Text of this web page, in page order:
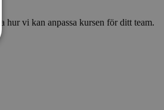
hur vi kan anpassa kursen för ditt team.